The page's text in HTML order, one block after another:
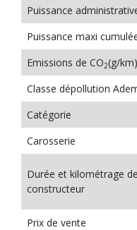
Puissance
Puissance maxi
Emissions de CO2(g/km)
Classe dépollution
Catégorie
Carosserie
Durée et kilométrage
constructeur
Prix de vente